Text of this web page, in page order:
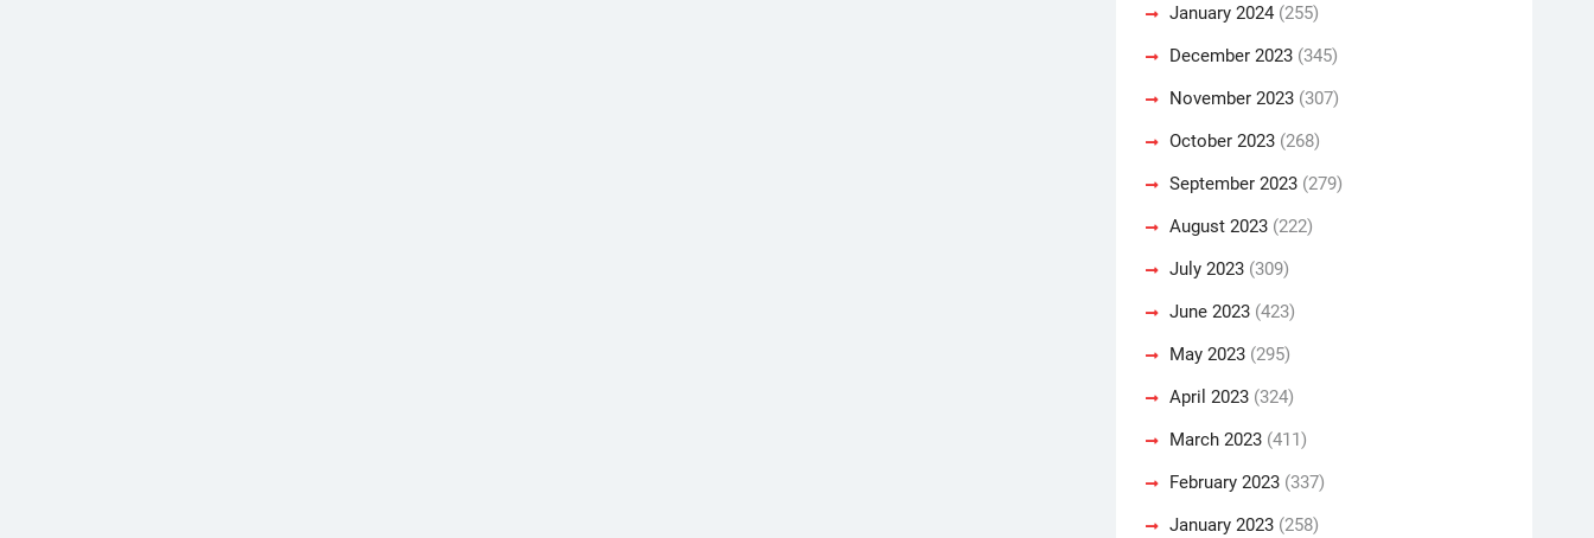
January 2024 (255)
December 2023 (345)
November 2023 (307)
October 2023 (268)
September 2023 (279)
August 2023 (222)
July 2023 (309)
June 2023 (423)
May 2023 (295)
April 2023 (324)
March 2023 (411)
February 2023 (337)
January 2023 (258)